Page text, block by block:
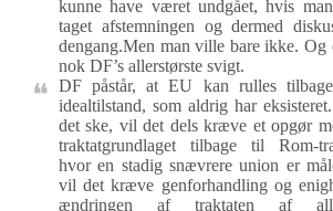
kunne have været undgået, hvis
taget afstemningen og dermed
dengang.Men man ville bare ikke. Og
nok DF’s allerstørste svigt.
DF påstår, at EU kan rulles
idealtilstand, som aldrig har
det ske, vil det dels kræve et opgør
traktatgrundlaget tilbage til Rom-
hvor en stadig snævrere union er
vil det kræve genforhandling og
ændringen af traktaten af